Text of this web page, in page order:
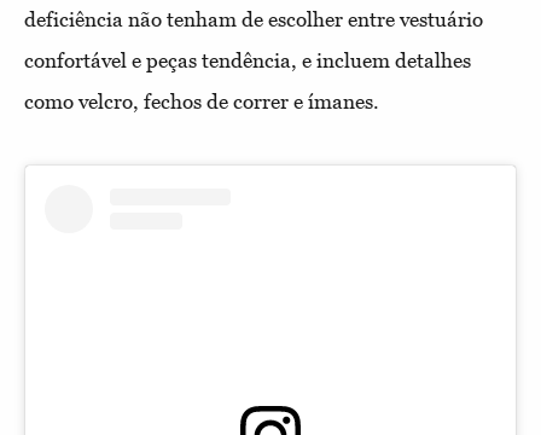
deficiência não tenham de escolher entre vestuário
confortável e peças tendência, e incluem detalhes
como velcro, fechos de correr e ímanes.